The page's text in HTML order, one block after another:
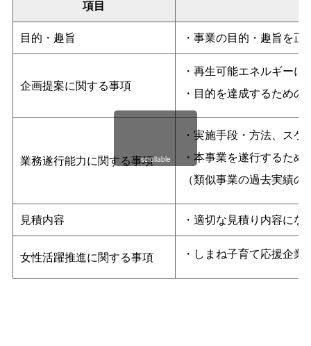
項目
目的・趣旨
・事業の目的・趣旨を
企画提案に関する事項
・再生可能エネルギー
・目的を達成するため
業務遂行能力に関する事項
・実施手段・方法、ス
・本事業を遂行するた
（類似事業の過去実績
見積内容 ・適切な見積り内容にな
女性活躍推進に関する事項 ・しまね子育て応援企
scrollable